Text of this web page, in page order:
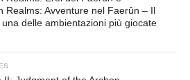
Realms: Avventure nel Faerûn – Il
delle ambientazioni più giocate